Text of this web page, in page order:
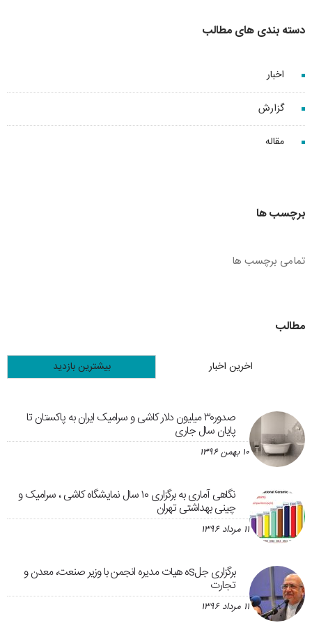
دسته بندی های مطالب
اخبار
گزارش
مقاله
برچسب ها
تمامی برچسب ها
مطالب
اخرین اخبار بیشترین بازدید
صدور۳۰ میلیون دلار کاشی و سرامیک ایران به پاکستان تا
پایان سال جاری
۱۰ بهمن ۱۳۹۶
نگاهی آماری به برگزاری ۱۰ سال نمایشگاه کاشی ، سرامیک و
چینی بهداشتی تهران
۱۱ مرداد ۱۳۹۶
برگزاری جلsه هیات مدیره انجمن با وزیر صنعت، معدن و
تجارت
۱۱ مرداد ۱۳۹۶